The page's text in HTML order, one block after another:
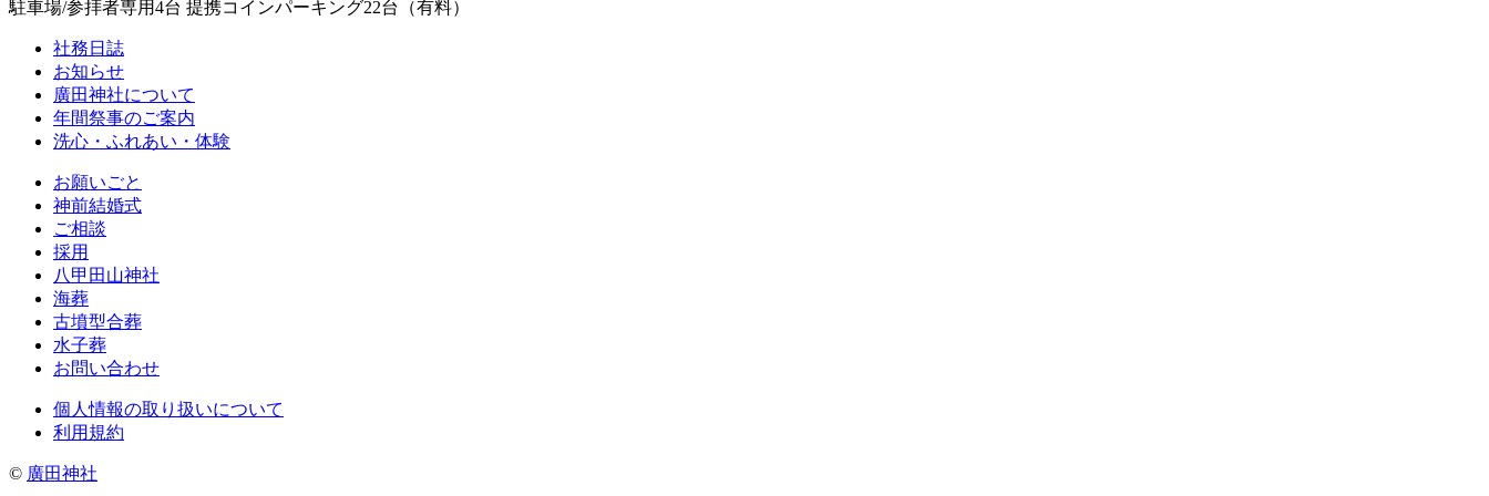
駐車場/参拝者専用4台 提携コインパーキング22台（有料）
社務日誌
お知らせ
廣田神社について
年間祭事のご案内
洗心・ふれあい・体験
お願いごと
神前結婚式
ご相談
採用
八甲田山神社
海葬
古墳型合葬
水子葬
お問い合わせ
個人情報の取り扱いについて
利用規約
© 廣田神社